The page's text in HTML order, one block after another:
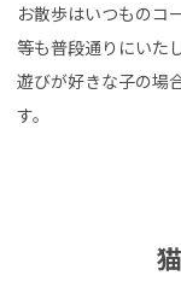
お散歩はいつものコ
等も普段通りにいた
遊びが好きな子の場
す。